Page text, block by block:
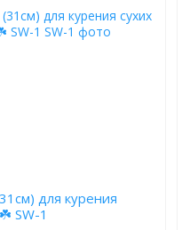
для курения
SW-1